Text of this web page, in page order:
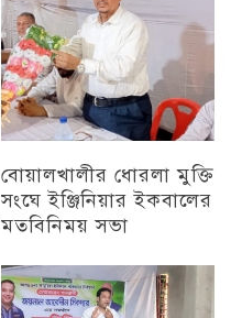
বোয়ালখালীর ধোরলা মুক্তি
সংঘে ইঞ্জিনিয়ার ইকবালের
মতবিনিময় সভা
চট্টগ্রাম